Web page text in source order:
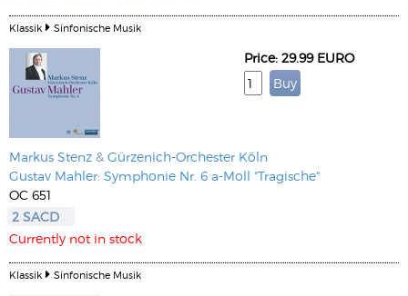
Klassik Sinfonische Musik
Markus Stenz & Gürzenich-Orchester Köln
Gustav Mahler: Symphonie Nr. 6 a-Moll "Tragische"
OC 651
2 SACD
Currently not in stock
Price: 29.99 EURO
Klassik Sinfonische Musik